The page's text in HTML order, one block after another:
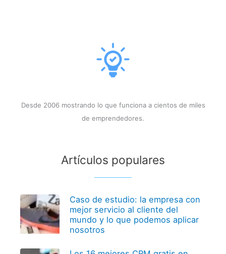
Desde 2006 mostrando lo que funciona a cientos de miles
de emprendedores.
Artículos populares
Caso de estudio: la empresa con
mejor servicio al cliente del
mundo y lo que podemos aplicar
nosotros